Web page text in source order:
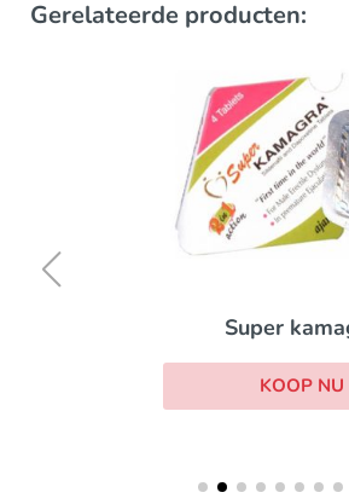
Gerelateerde producten:
Super kamagra
KOOP NU